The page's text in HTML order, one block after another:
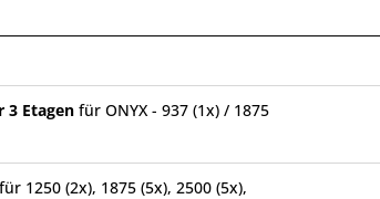
3 Etagen für ONYX - 937 (1x) / 1875
1250 (2x), 1875 (5x), 2500 (5x),